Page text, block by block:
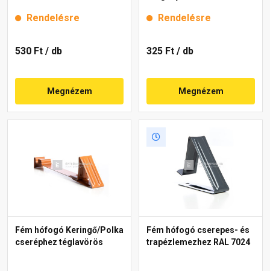
Rendelésre
530 Ft / db
Megnézem
Rendelésre
325 Ft / db
Megnézem
Fém hófogó Keringő/Polka
cseréphez téglavörös
Fém hófogó cserepes- és
trapézlemezhez RAL 7024